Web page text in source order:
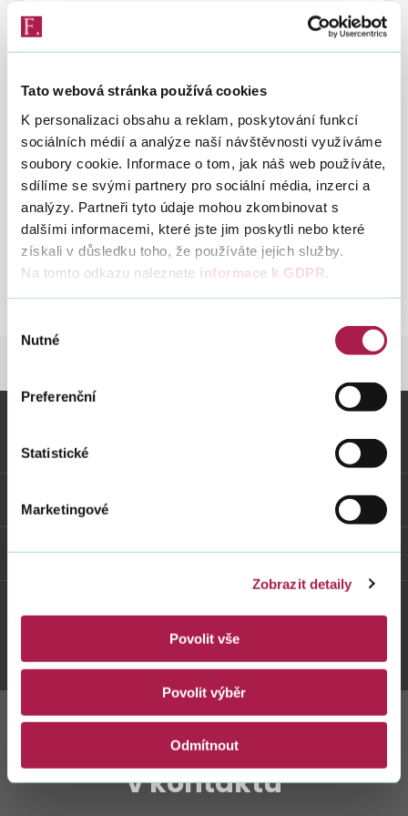
Tato webová stránka používá cookies
K personalizaci obsahu a reklam, poskytování funkcí
sociálních médií a analýze naší návštěvnosti využíváme
soubory cookie. Informace o tom, jak náš web používáte,
sdílíme se svými partnery pro sociální média, inzerci a
analýzy. Partneři tyto údaje mohou zkombinovat s
dalšími informacemi, které jste jim poskytli nebo které
získali v důsledku toho, že používáte jejich služby.
Na tomto odkazu naleznete informace k GDPR
souhlasu
Nutné
Preferenční
Statistické
Marketingové
Zobrazit detaily
Povolit vše
Povolit výběr
Odmítnout
Vybrané právnické osoby (Seznam
TOP 80)
Seznam vybraných daňových subjektů
seřazených sestupně v pořadí podle výše
uhrazené daně z příjmů právnických osob v
roce 2015.
Předchozí
2017 2016 2015 2014 2013 2012
Vybrané informace
Odkazy
Weby FS
Zůstaňte s námi
v kontaktu